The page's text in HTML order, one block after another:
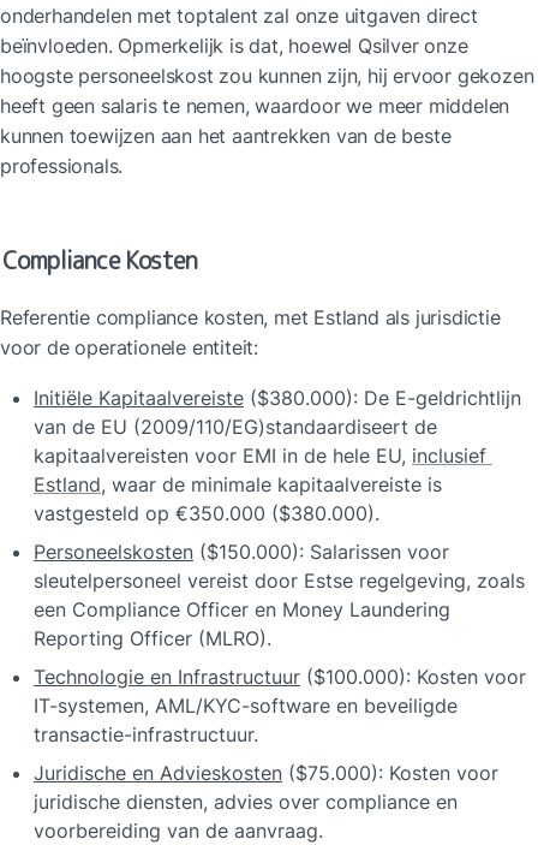
onderhandelen met toptalent zal onze uitgaven direct
beïnvloeden. Opmerkelijk is dat, hoewel Qsilver onze
hoogste personeelskost zou kunnen zijn, hij ervoor gekozen
heeft geen salaris te nemen, waardoor we meer middelen
kunnen toewijzen aan het aantrekken van de beste
professionals.
Compliance Kosten
Referentie compliance kosten, met Estland als jurisdictie
voor de operationele entiteit:
Initiële Kapitaalvereiste ($380.000): De E-geldrichtlijn
van de EU (2009/110/EG)standaardiseert de
kapitaalvereisten voor EMI in de hele EU, inclusief
Estland, waar de minimale kapitaalvereiste is
vastgesteld op €350.000 ($380.000).
Personeelskosten ($150.000): Salarissen voor
sleutelpersoneel vereist door Estse regelgeving, zoals
een Compliance Officer en Money Laundering
Reporting Officer (MLRO).
Technologie en Infrastructuur ($100.000): Kosten voor
IT-systemen, AML/KYC-software en beveiligde
transactie-infrastructuur.
Juridische en Advieskosten ($75.000): Kosten voor
juridische diensten, advies over compliance en
voorbereiding van de aanvraag.